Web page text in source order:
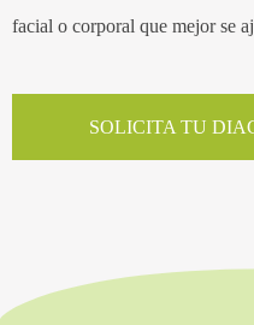
facial o corporal que mejor se
SOLICITA TU